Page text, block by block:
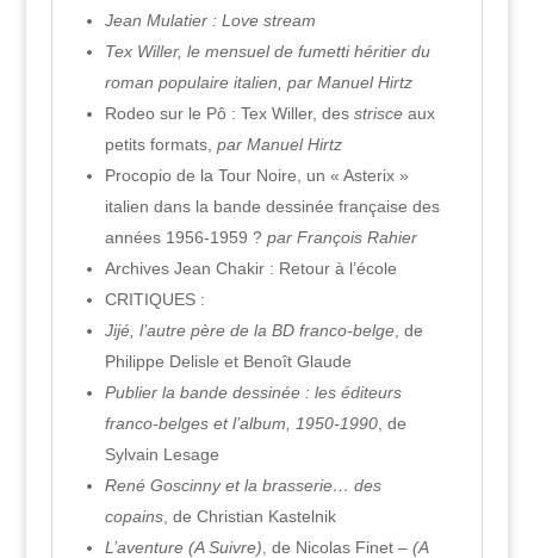
Jean Mulatier : Love stream
Tex Willer, le mensuel de fumetti héritier du
roman populaire italien, par Manuel Hirtz
Rodeo sur le Pô : Tex Willer, des strisceaux
petits formats, par Manuel Hirtz
Procopio de la Tour Noire, un « Asterix »
italien dans la bande dessinée française des
années 1956-1959 ? par François Rahier
Archives Jean Chakir : Retour à l’école
CRITIQUES :
Jijé, l’autre père de la BD franco-belge, de
Philippe Delisle et Benoît Glaude
Publier la bande dessinée : les éditeurs
franco-belges et l’album, 1950-1990, de
Sylvain Lesage
René Goscinny et la brasserie… des
copains, de Christian Kastelnik
L’aventure (A Suivre) , de Nicolas Finet – (A